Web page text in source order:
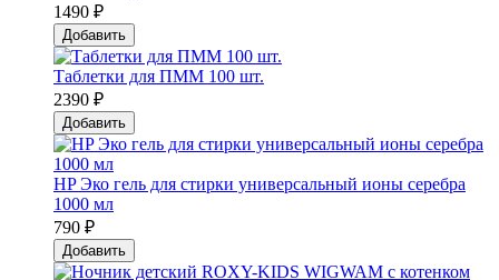
1490 ₽
Добавить
Таблетки для ПММ 100 шт.
2390 ₽
Добавить
HP Эко гель для стирки универсальный ионы серебра
1000 мл
790 ₽
Добавить